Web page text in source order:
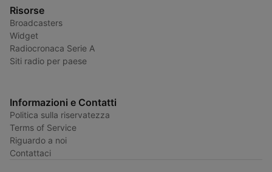
Risorse
Broadcasters
Widget
Radiocronaca Serie A
Siti radio per paese
Informazioni e Contatti
Politica sulla riservatezza
Terms of Service
Riguardo a noi
Contattaci